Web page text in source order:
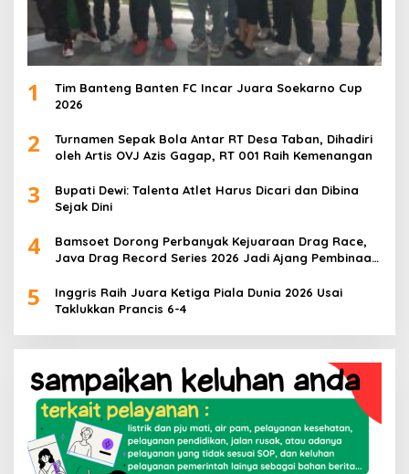
1
Tim Banteng Banten FC Incar Juara Soekarno Cup
2026
2
Turnamen Sepak Bola Antar RT Desa Taban, Dihadiri
oleh Artis OVJ Azis Gagap, RT 001 Raih Kemenangan
3
Bupati Dewi: Talenta Atlet Harus Dicari dan Dibina
Sejak Dini
4
Bamsoet Dorong Perbanyak Kejuaraan Drag Race,
Java Drag Record Series 2026 Jadi Ajang Pembinaan
5
Inggris Raih Juara Ketiga Piala Dunia 2026 Usai
Taklukkan Prancis 6-4